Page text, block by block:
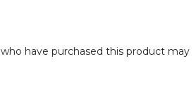
have purchased this product may